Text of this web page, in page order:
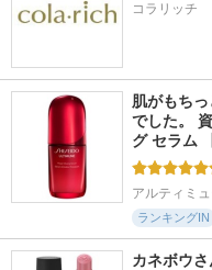
コラリッチ
肌がもち
でした。
グ セラム
アルティミ
ランキングIN
カネボウ